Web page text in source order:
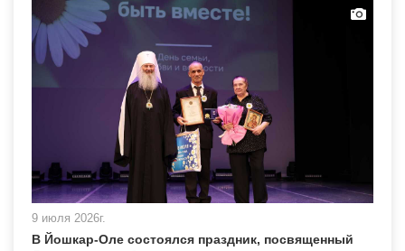
9 июля 2026г.
В Йошкар-Оле состоялся праздник, посвященный